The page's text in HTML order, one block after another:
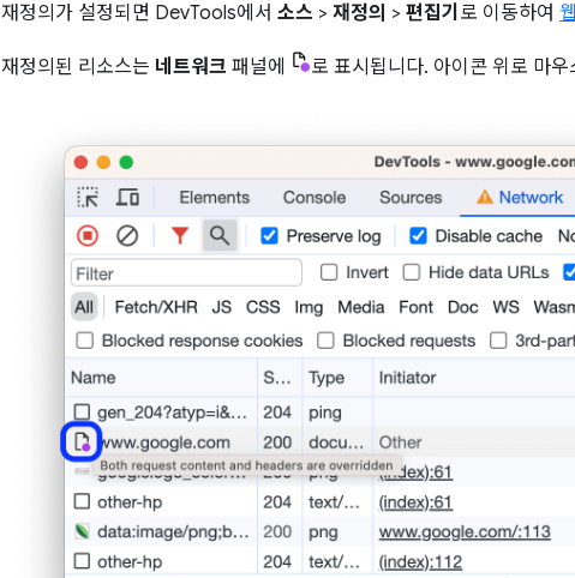
재정의가 설정되면 DevTools에서 소스 > 재정의 > 편집기 로 이동하여
재정의된 리소스는 네트워크 패널에 로 표시됩니다. 아이콘 위로 마